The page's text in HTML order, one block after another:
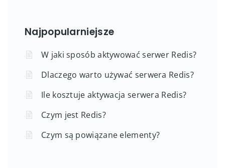
Najpopularniejsze
W jaki sposób aktywować serwer Redis?
Dlaczego warto używać serwera Redis?
Ile kosztuje aktywacja serwera Redis?
Czym jest Redis?
Czym są powiązane elementy?